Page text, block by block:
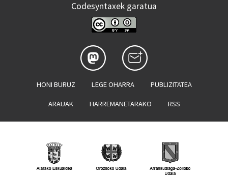
Codesyntaxek garatua
HONI BURUZ LEGE OHARRA PUBLIZITATEA
ARAUAK HARREMANETARAKO RSS